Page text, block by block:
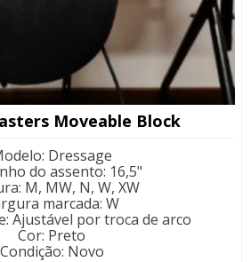
Moveable Block
: Dressage
do assento: 16,5"
: M, MW, N, W, XW
marcada: W
: Ajustável por troca de arco
Cor: Preto
Condição: Novo